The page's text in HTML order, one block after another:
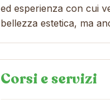
ed esperienza con cui
bellezza estetica, ma
Corsi e servizi